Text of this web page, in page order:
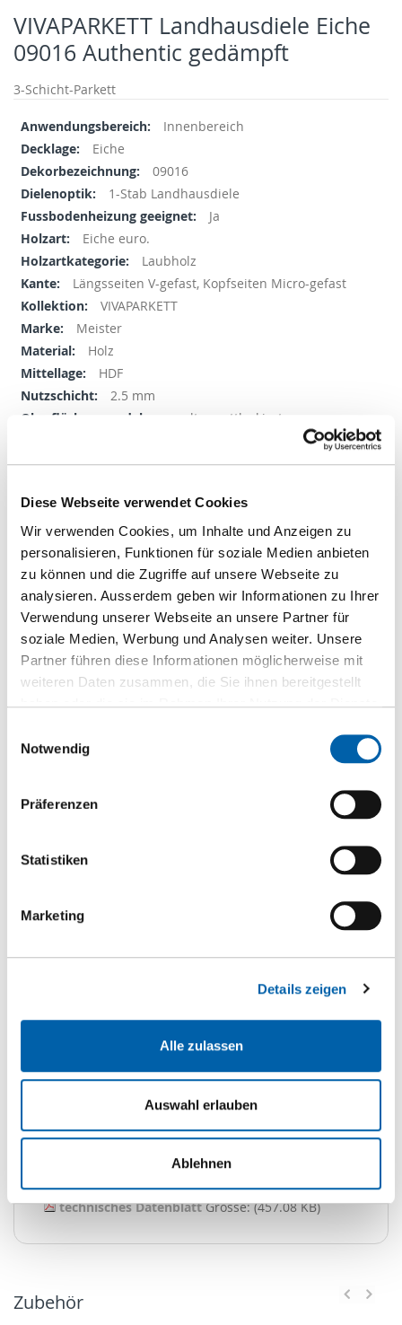
Diese Webseite verwendet Cookies
Wir verwenden Cookies, um Inhalte und Anzeigen zu
personalisieren, Funktionen für soziale Medien anbieten
zu können und die Zugriffe auf unsere Webseite zu
analysieren. Ausserdem geben wir Informationen zu Ihrer
Verwendung unserer Webseite an unsere Partner für
soziale Medien, Werbung und Analysen weiter. Unsere
Partner führen diese Informationen möglicherweise mit
weiteren Daten zusammen, die Sie ihnen bereitgestellt
haben oder die sie im Rahmen Ihrer Nutzung der Dienste
Notwendig
Präferenzen
Statistiken
Marketing
Details zeigen
Alle zulassen
Auswahl erlauben
Ablehnen
to
the
beginning
gallery
VIVAPARKETT Landhausdiele Eiche
09016 Authentic gedämpft
3-Schicht-Parkett
Mehr
Informationen
Innenbereich
Eiche
09016
1-Stab Landhausdiele
Ja
Eiche euro.
Laubholz
Längsseiten V-gefast, Kopfseiten Micro-gefast
VIVAPARKETT
Meister
Holz
HDF
2.5 mm
ultramattlackiert
natürlich
Produkte
Artikel
VIVAPARKETT 1-Stab Landhausdiele Eiche 09016 authentic
ultramattlackiert
S100701
ab Lager
13 mm
4 Stück/Paket
CHF 95.30/m2
technisches DatenblattGrösse: (457.08 KB)
Zubehör